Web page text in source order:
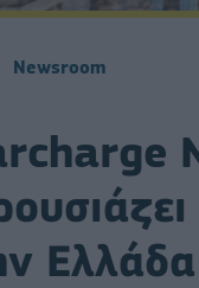
Newsroom
Ελλάδα